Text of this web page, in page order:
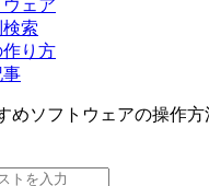
ェア
検索
り方
事
めソフトウェアの操作方